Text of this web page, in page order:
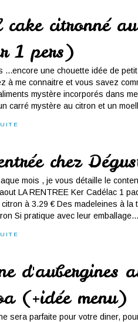
citronné
1 pers)
...encore une chouette idée de
à me connaitre et vous savez
mystère incorporés dans
carré mystère au citron et un
chez
mois , je vous détaille le
LA RENTREE Ker Cadélac 1
à 3.29 € Des madeleines à la
Si pratique avec leur emballage...
d'aubergines
(+idée menu)
sera parfaite pour votre diner,